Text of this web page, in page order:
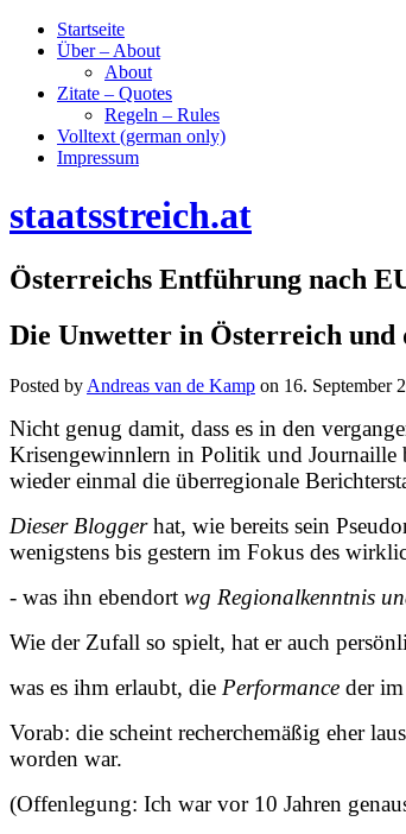
Startseite
Über – About
About
Zitate – Quotes
Regeln – Rules
Volltext (german only)
Impressum
staatsstreich.at
Österreichs Entführung nach
Die Unwetter in Österreich
Posted by Andreas van de Kamp on 16. September
Nicht genug damit, dass es in den
Krisengewinnlern in Politik und Journaille
wieder einmal die überregionale
Dieser Bloggerhat, wie bereits sein
wenigstens bis gestern im Fokus des
- was ihn ebendort wg Regionalkenntnis
Wie der Zufall so spielt, hat er auch
was es ihm erlaubt, die Performance der
Vorab: die scheint recherchemäßig eher
worden war.
(Offenlegung: Ich war vor 10 Jahren